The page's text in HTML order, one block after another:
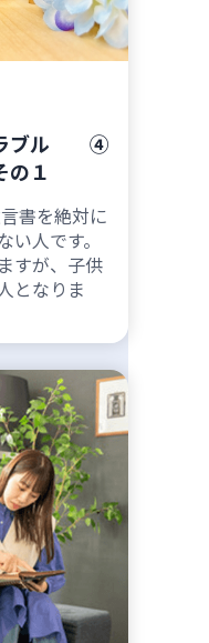
ラブル ④
の１
書を絶対に
人です。
すが、子供
となりま